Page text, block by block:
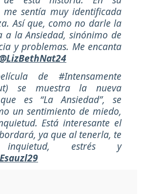
me sentía muy identificada
Así que, como no darle la
a la Ansiedad, sinónimo de
y problemas. Me encanta
de #Intensamente
se muestra la nueva
es “La Ansiedad”, se
un sentimiento de miedo,
Está interesante el
ya que al tenerla, te
inquietud, estrés y